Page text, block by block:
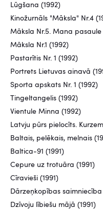
Lūgšana (1992)
Kinožurnāls "Māksla" Nr.4
Māksla Nr.5. Mana pasaule
Māksla Nr.1 (1992)
Pastarītis Nr. 1 (1992)
Portrets Lietuvas ainavā
Sporta apskats Nr. 1 (1992)
Tingeltangelis (1992)
Vientule Minna (1992)
Latvju pūrs pielocīts.
Baltais, pelēkais, melnais
Baltica-91 (1991)
Cepure uz trotuāra (1991)
Cīravieši (1991)
Dārzeņkopības saimniecība
Dzīvoju lībiešu mājā (1991)